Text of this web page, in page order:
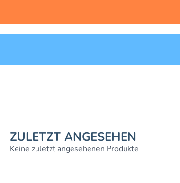
ZULETZT ANGESEHEN
Keine zuletzt angesehenen Produkte